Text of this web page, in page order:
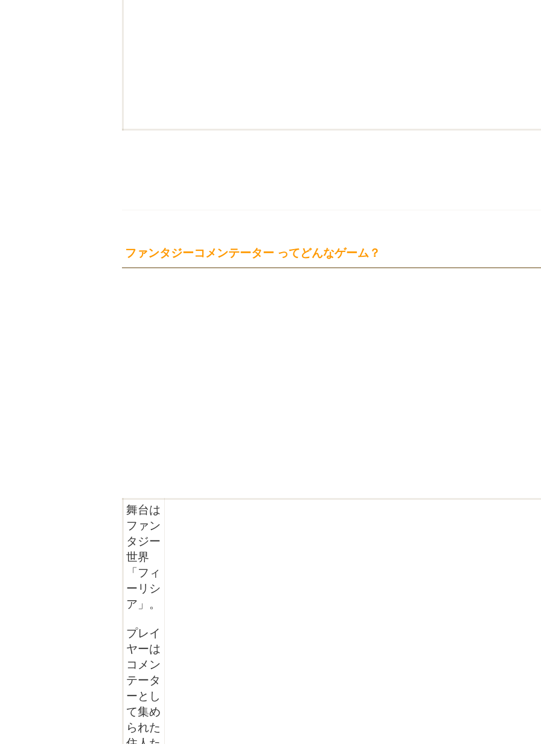
ファンタジーコメンテーター ってどんなゲーム？
舞台は
ファン
タジー
世界
「フィ
ーリシ
ア」。
プレイ
ヤーは
コメン
テータ
ーとし
て集め
られた